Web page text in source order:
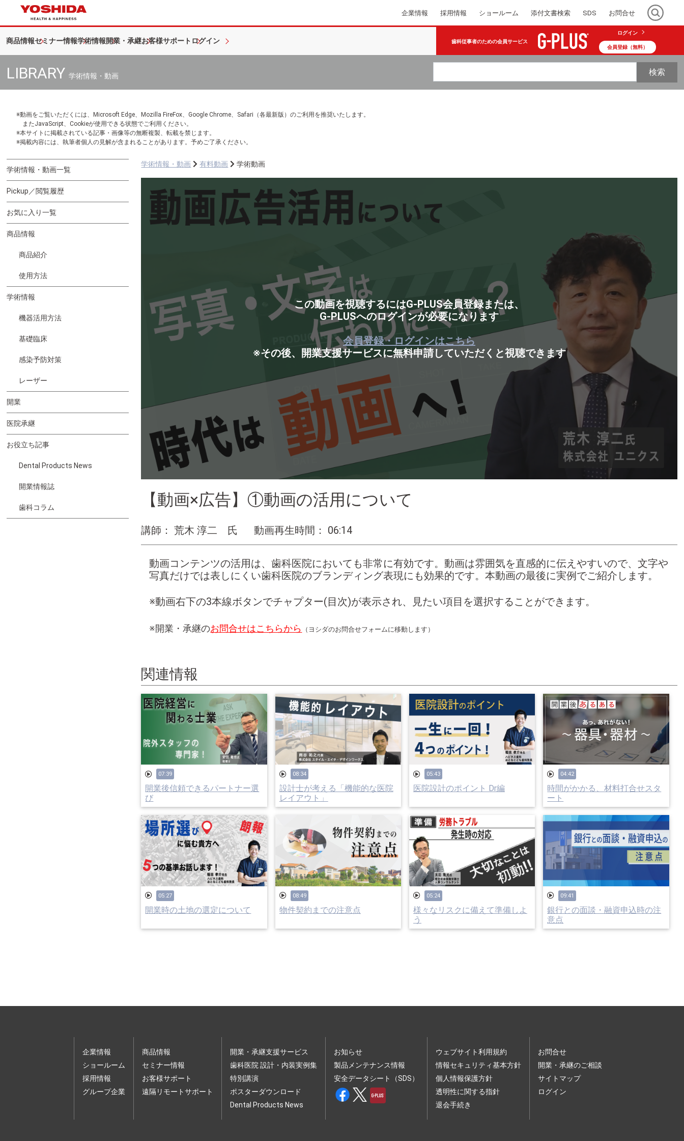
企業情報 採用情報 ショールーム 添付文書検索 SDS お問合せ
商品情報セミナー情報学術情報開業・承継お客様サポート ログイン 歯科従事者のための会員サービス
ログイン
会員登録（無料）
LIBRARY 学術情報・動画 検索
※動画をご覧いただくには、Microsoft Edge、Mozilla FireFox、Google Chrome、Safari（各最新版）のご利用を推奨いたします。
またJavaScript、Cookieが使用できる状態でご利用ください。
※本サイトに掲載されている記事・画像等の無断複製、転載を禁じます。
※掲載内容には、執筆者個人の見解が含まれることがあります。予めご了承ください。
学術情報・動画一覧
Pickup／閲覧履歴
お気に入り一覧
商品情報
商品紹介
使用方法
学術情報
機器活用方法
基礎臨床
感染予防対策
レーザー
開業
医院承継
お役立ち記事
Dental Products News
開業情報誌
歯科コラム
学術情報・動画 有料動画 学術動画
この動画を視聴するにはG-PLUS会員登録または、
G-PLUSへのログインが必要になります
会員登録・ログインはこちら
※その後、開業支援サービスに無料申請していただくと視聴できます
【動画×広告】①動画の活用について
講師： 荒木 淳二 氏 動画再生時間： 06:14
動画コンテンツの活用は、歯科医院においても非常に有効です。動画は雰囲気を直感的に伝えやすいので、文字や
写真だけでは表しにくい歯科医院のブランディング表現にも効果的です。本動画の最後に実例でご紹介します。
※動画右下の3本線ボタンでチャプター(目次)が表示され、見たい項目を選択することができます。
※開業・承継のお問合せはこちらから （ヨシダのお問合せフォームに移動します）
関連情報
07:39
開業後信頼できるパートナー選
び
08:34
設計士が考える「機能的な医院
レイアウト」
05:43
医院設計のポイント Dr編
04:42
時間がかかる、材料打合せスタ
ート
05:27
開業時の土地の選定について
08:49
物件契約までの注意点
05:24
様々なリスクに備えて準備しよ
う
09:41
銀行との面談・融資申込時の注
意点
企業情報
ショールーム
採用情報
グループ企業
商品情報
セミナー情報
お客様サポート
遠隔リモートサポート
開業・承継支援サービス
歯科医院 設計・内装実例集
特別講演
ポスターダウンロード
Dental Products News
お知らせ
製品メンテナンス情報
安全データシート（SDS）
ウェブサイト利用規約
情報セキュリティ基本方針
個人情報保護方針
透明性に関する指針
退会手続き
お問合せ
開業・承継のご相談
サイトマップ
ログイン